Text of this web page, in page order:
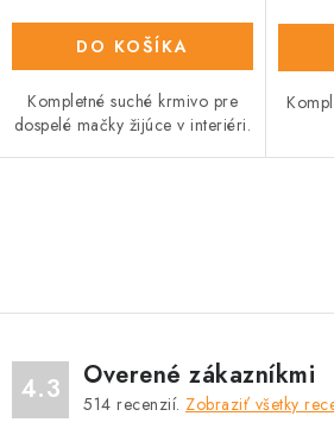
DO KOŠÍKA
Kompletné suché krmivo pre
dospelé mačky žijúce v interiéri.
á
d
a
c
4.3 Overené zákazníkmi
514 recenzií. Zobraziť všetky